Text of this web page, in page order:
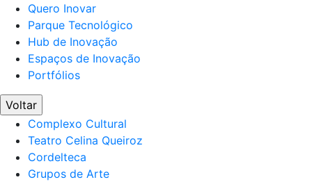
Quero Inovar
Parque Tecnológico
Hub de Inovação
Espaços de Inovação
Portfólios
Voltar
Complexo Cultural
Teatro Celina Queiroz
Cordelteca
Grupos de Arte